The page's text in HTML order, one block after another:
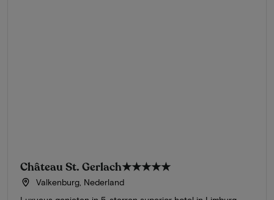
Château St. Gerlach★★★★★
Valkenburg, Nederland